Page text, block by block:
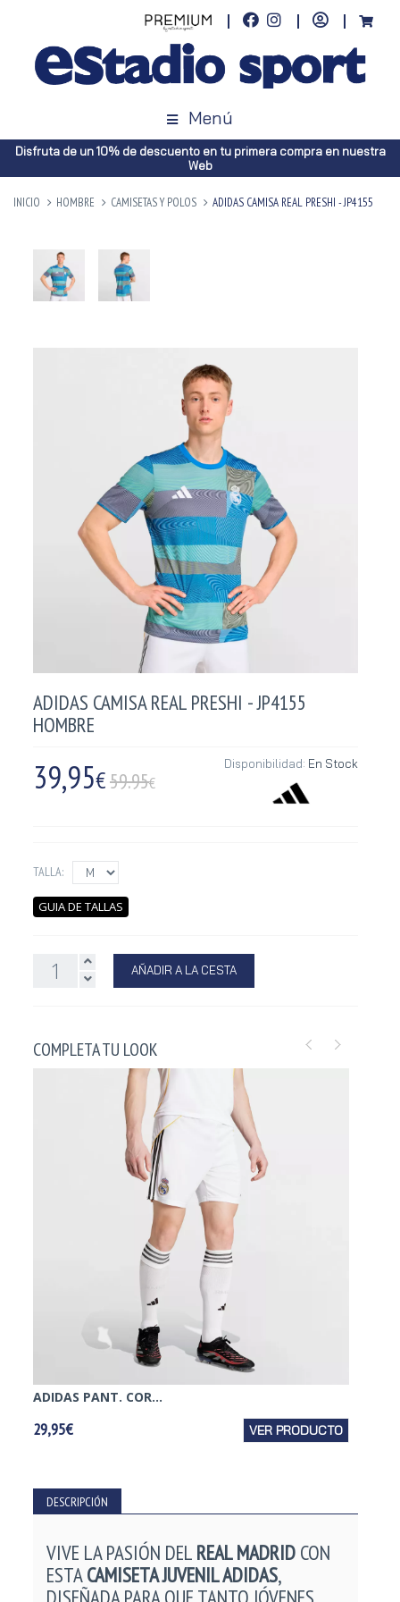
Menú
Disfruta de un 10% de descuento en tu primera compra en nuestra
Web
INICIO HOMBRE CAMISETAS Y POLOS ADIDAS CAMISA REAL PRESHI - JP4155
ADIDAS CAMISA REAL PRESHI - JP4155
HOMBRE
39,95€59.95€
Disponibilidad: En Stock
TALLA:
GUIA DE TALLAS
AÑADIR A LA CESTA
COMPLETA TU LOOK
ADIDAS PANT. COR...
29,95€ VER PRODUCTO
DESCRIPCIÓN
VIVE LA PASIÓN DEL REAL MADRID CON
ESTACAMISETA JUVENIL ADIDAS,
DISEÑADA PARA QUE TANTO JÓVENES